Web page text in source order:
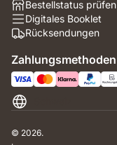
Bestellstatus prüfen
Digitales Booklet
Rücksendungen
Zahlungsmethoden
© 2026.